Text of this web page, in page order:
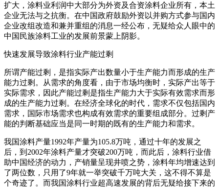
扩大，涂料业利润中大部分为外资及合资涂料企业所有，本土
企业无法与之抗衡。在中国政府鼓励外资以并购方式参与国内
企业改组改造和兼并重组的消息一经公布，无疑给众人眼中的
中国民族涂料工业的发展前景蒙上阴影。
快速发展导致涂料行业产能过剩
所谓产能过剩，是指实际产出数量小于生产能力而形成的生产
能力过剩。从需求的角度看，由于市场均衡时，实际产出等于
实际需求，因此产能过剩是指生产能力大于实际有效需求而形
成的生产能力过剩。在经济全球化的时代，需求不仅包括国内
需求，国际市场需求也构成有效需求的重要组成部分。过剩产
能的判断基础应当是同一时期的既有的生产能力和需求。
我国涂料产量1992年产量为105.8万吨，通过十年的发展之
后，到2002年涂料产量才突破200万吨，而此后，涂料行业借
助中国经济的动力，产销量呈现井喷之势，涂料年均增速达到
了两位数，只用了9年就一举突破千万吨大关，这不得不算是
个奇迹了。而我国涂料行业超高速发展的背后无疑给接下来的